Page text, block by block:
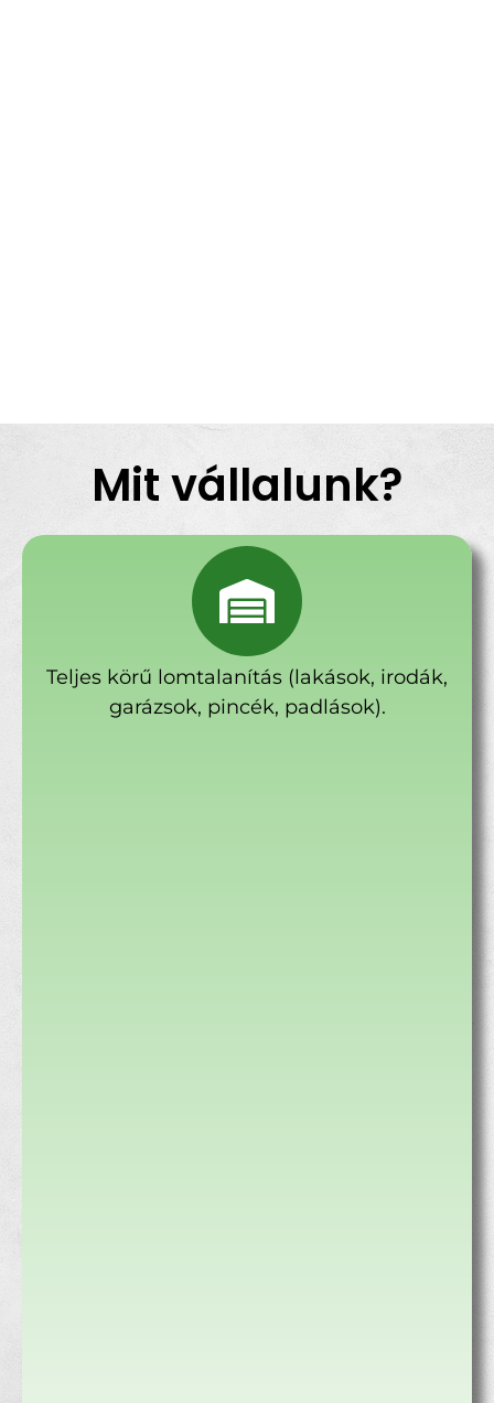
Mit vállalunk?
Teljes körű lomtalanítás (lakások, irodák,
garázsok, pincék, padlások).